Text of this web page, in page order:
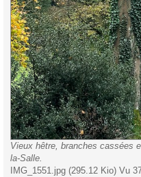
Vieux hêtre, branches cassées
la-Salle.
IMG_1551.jpg (295.12 Kio) Vu